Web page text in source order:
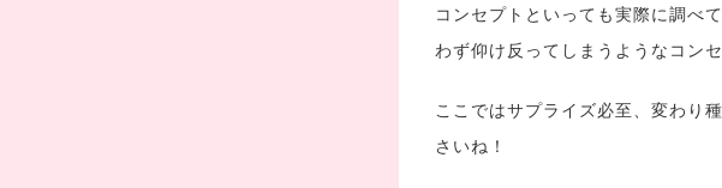
コンセプトといっても実際に調べ
わず仰け反ってしまうようなコン
ここではサプライズ必至、変わり
さいね！